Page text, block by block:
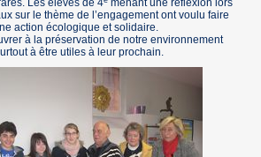
Les élèves de 4 menant une réflexion lors
sur le thème de l’engagement ont voulu faire
action écologique et solidaire.
à la préservation de notre environnement
à être utiles à leur prochain.